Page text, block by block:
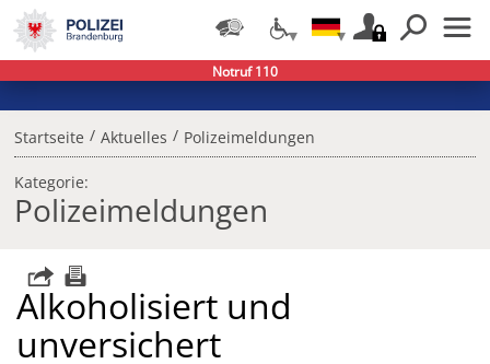
Startseite / Aktuelles / Polizeimeldungen
Kategorie:
Polizeimeldungen
Alkoholisiert und
unversichert
Notruf 110